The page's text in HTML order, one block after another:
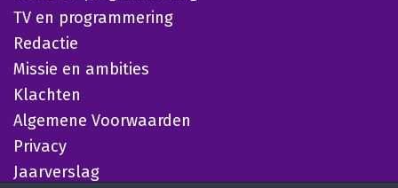
TV en programmering
Redactie
Missie en ambities
Klachten
Algemene Voorwaarden
Privacy
Jaarverslag